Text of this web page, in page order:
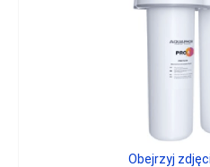
Obejrzyj